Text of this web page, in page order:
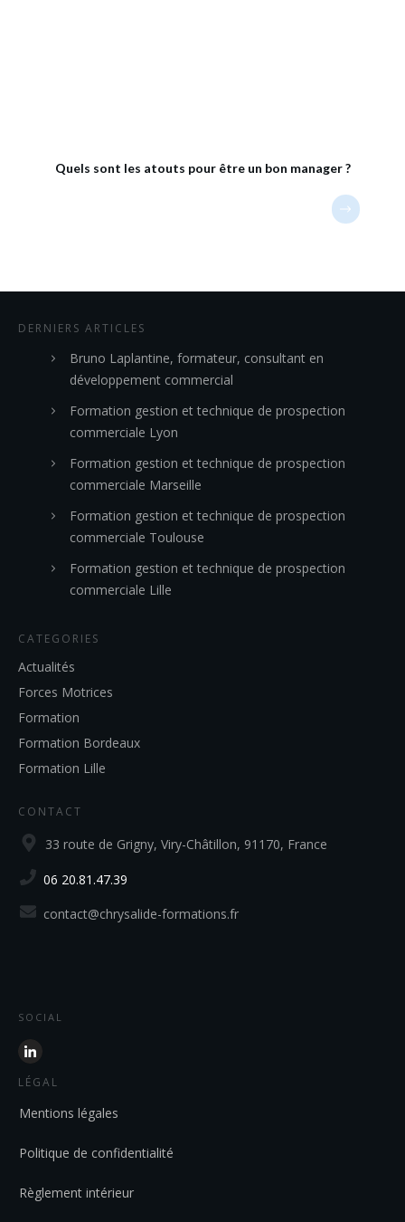
Quels sont les atouts pour être un bon manager ?
DERNIERS ARTICLES
Bruno Laplantine, formateur, consultant en
développement commercial
Formation gestion et technique de prospection
commerciale Lyon
Formation gestion et technique de prospection
commerciale Marseille
Formation gestion et technique de prospection
commerciale Toulouse
Formation gestion et technique de prospection
commerciale Lille
CATEGORIES
Actualités
Forces Motrices
Formation
Formation Bordeaux
Formation Lille
CONTACT
33 route de Grigny, Viry-Châtillon, 91170, France
06 20.81.47.39
contact@chrysalide-formations.fr
SOCIAL
LÉGAL
Mentions légales
Politique de confidentialité
Règlement intérieur